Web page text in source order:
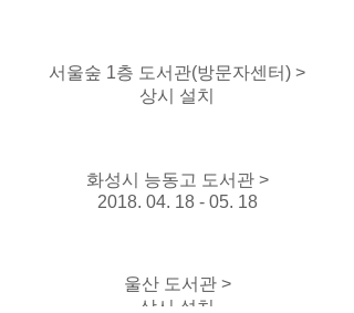
서울숲 1층 도서관(방문자센터) >
상시 설치
화성시 능동고 도서관 >
2018. 04. 18 - 05. 18
울산 도서관 >
상시 설치